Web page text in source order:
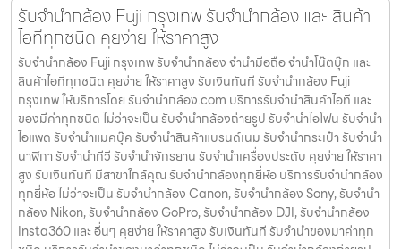
รับจำนำกล้อง Fuji กรุงเทพ รับจํานํากล้อง และ สินค้า
ไอทีทุกชนิด คุยง่าย ให้ราคาสูง
รับจำนำกล้อง Fuji กรุงเทพ รับจํานํากล้อง จำนำมือถือ จำนำโน๊ตบุ๊ก และ
สินค้าไอทีทุกชนิด คุยง่าย ให้ราคาสูง รับเงินทันที รับจำนำกล้อง Fuji
กรุงเทพ ให้บริการโดย รับจํานํากล้อง.com บริการรับจํานําสินค้าไอที และ
ของมีค่าทุกชนิด ไม่ว่าจะเป็น รับจํานํากล้องถ่ายรูป รับจํานําไอโฟน รับจํานํา
ไอแพด รับจํานําแมคบุ๊ค รับจํานําสินค้าแบรนด์เนม รับจํานํากระเป๋า รับจํานํา
นาฬิกา รับจํานําทีวี รับจํานําจักรยาน รับจํานําเครื่องประดับ คุยง่าย ให้ราคา
สูง รับเงินทันที มีสาขาใกล้คุณ รับจำนำกล้องทุกยี่ห้อ บริการรับจำนำกล้อง
ทุกยี่ห้อ ไม่ว่าจะเป็น รับจำนำกล้อง Canon, รับจำนำกล้อง Sony, รับจำนำ
กล้อง Nikon, รับจำนำกล้อง GoPro, รับจำนำกล้อง DJI, รับจำนำกล้อง
Insta360 และ อื่นๆ คุยง่าย ให้ราคาสูง รับเงินทันที รับจำนำของมาค่าทุก